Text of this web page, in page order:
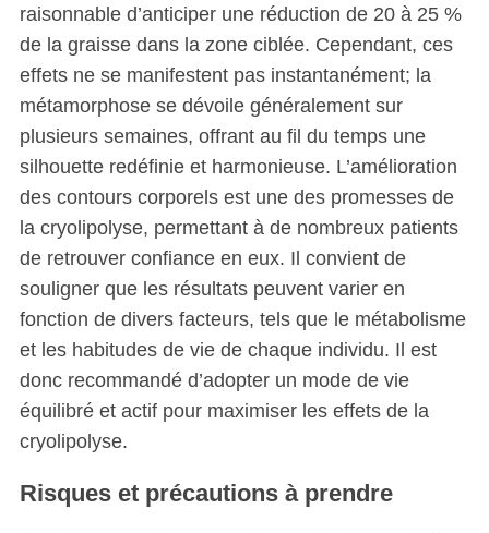
raisonnable d’anticiper une réduction de 20 à 25 %
de la graisse dans la zone ciblée. Cependant, ces
effets ne se manifestent pas instantanément; la
métamorphose se dévoile généralement sur
plusieurs semaines, offrant au fil du temps une
silhouette redéfinie et harmonieuse. L’amélioration
des contours corporels est une des promesses de
la cryolipolyse, permettant à de nombreux patients
de retrouver confiance en eux. Il convient de
souligner que les résultats peuvent varier en
fonction de divers facteurs, tels que le métabolisme
et les habitudes de vie de chaque individu. Il est
donc recommandé d’adopter un mode de vie
équilibré et actif pour maximiser les effets de la
cryolipolyse.
Risques et précautions à prendre